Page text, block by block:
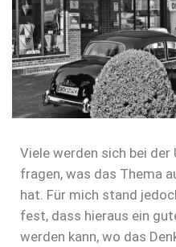
Viele werden sich bei
fragen, was das Thema
hat. Für mich stand
fest, dass hieraus ein
werden kann, wo das